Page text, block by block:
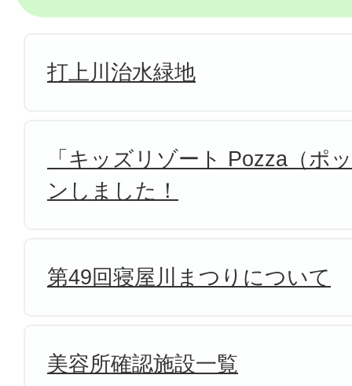
打上川治水緑地
「キッズリゾート Pozza（ポ
ンしました！
第49回寝屋川まつりについて
美容所確認施設一覧